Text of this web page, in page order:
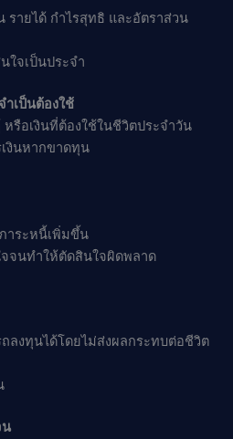
รายได้ กำไรสุทธิ และอัตราส่วน
ใจเป็นประจำ
ำเป็นต้องใช้
รือเงินที่ต้องใช้ในชีวิตประจำวัน
งินหากขาดทุน
าระหนี้เพิ่มขึ้น
จนทำให้ตัดสินใจผิดพลาด
ลงทุนได้โดยไม่ส่งผลกระทบต่อชีวิต
น